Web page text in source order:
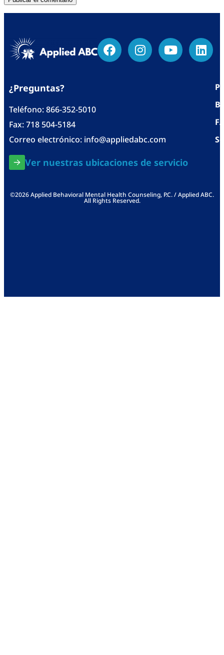
¿Preguntas?
Teléfono:866-352-5010
Fax: 718 504-5184
Correo electrónico: info@appliedabc.com
Ver nuestras ubicaciones de servicio
©2026 Applied Behavioral Mental Health Counseling, P.C. / Applied ABC.
All Rights Reserved.